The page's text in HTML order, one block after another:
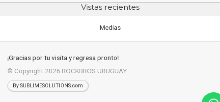
Vistas recientes
Medias
¡Gracias por tu visita y regresa pronto!
© Copyright 2026 ROCKBROS URUGUAY
By SUBLIMESOLUTIONS.com